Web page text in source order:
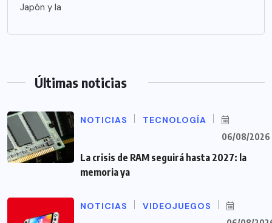
Japón y la
Últimas noticias
NOTICIAS TECNOLOGÍA
06/08/2026
La crisis de RAM seguirá hasta 2027: la
memoria ya
NOTICIAS VIDEOJUEGOS